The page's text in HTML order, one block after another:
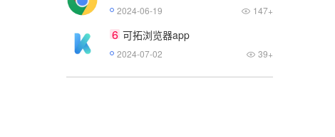
2024-06-19 147+
6 可拓浏览器app
2024-07-02 39+